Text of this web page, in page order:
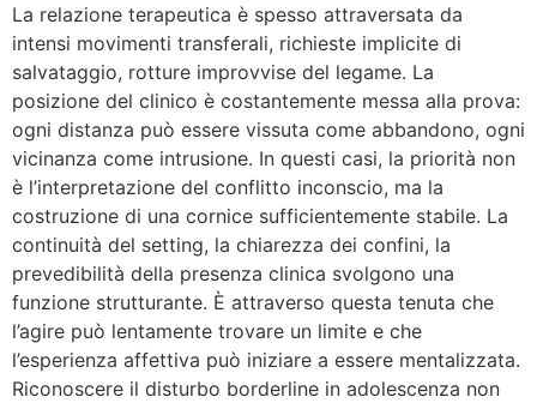
La relazione terapeutica è spesso attraversata da
intensi movimenti transferali, richieste implicite di
salvataggio, rotture improvvise del legame. La
posizione del clinico è costantemente messa alla prova:
ogni distanza può essere vissuta come abbandono, ogni
vicinanza come intrusione. In questi casi, la priorità non
è l’interpretazione del conflitto inconscio, ma la
costruzione di una cornice sufficientemente stabile. La
continuità del setting, la chiarezza dei confini, la
prevedibilità della presenza clinica svolgono una
funzione strutturante. È attraverso questa tenuta che
l’agire può lentamente trovare un limite e che
l’esperienza affettiva può iniziare a essere mentalizzata.
Riconoscere il disturbo borderline in adolescenza non